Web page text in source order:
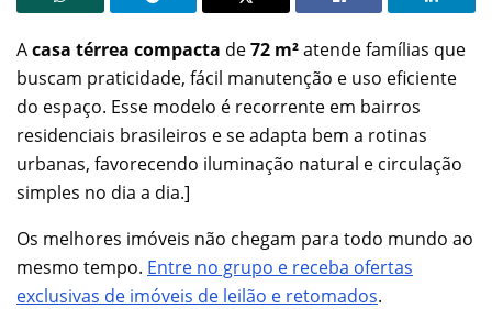
Acasa térrea compacta de72 m²atende famílias que
buscam praticidade, fácil manutenção e uso eficiente
do espaço. Esse modelo é recorrente em bairros
residenciais brasileiros e se adapta bem a rotinas
urbanas, favorecendo iluminação natural e circulação
simples no dia a dia.]
Os melhores imóveis não chegam para todo mundo ao
mesmo tempo. Entre no grupo e receba ofertas
exclusivas de imóveis de leilão e retomados.